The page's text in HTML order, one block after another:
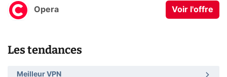
Opera Voir l'offre
Les tendances
Meilleur VPN